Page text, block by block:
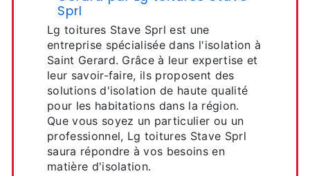
Sprl
Lg toitures Stave Sprl est une
entreprise spécialisée dans l'isolation à
Saint Gerard. Grâce à leur expertise et
leur savoir-faire, ils proposent des
solutions d'isolation de haute qualité
pour les habitations dans la région.
Que vous soyez un particulier ou un
professionnel, Lg toitures Stave Sprl
saura répondre à vos besoins en
matière d'isolation.